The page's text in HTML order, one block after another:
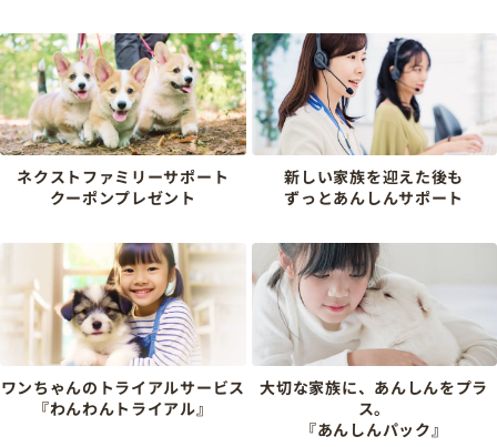
ネクストファミリーサポート
クーポンプレゼント
新しい家族を迎えた後も
ずっとあんしんサポート
ワンちゃんのトライアルサービス
『わんわんトライアル』
大切な家族に、あんしんをプラ
ス。
『あんしんパック』